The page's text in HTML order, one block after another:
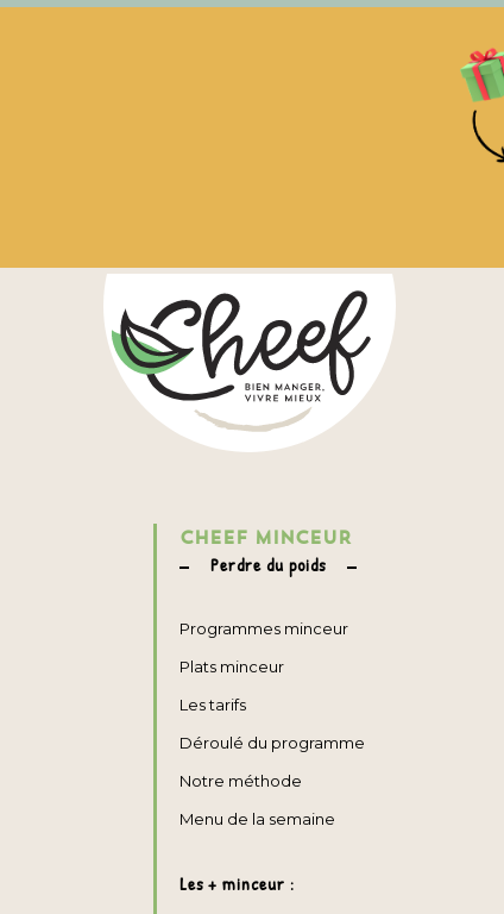
CHEEF MINCEUR
Perdre du poids
Programmes minceur
Plats minceur
Les tarifs
Déroulé du programme
Notre méthode
Menu de la semaine
Les + minceur :